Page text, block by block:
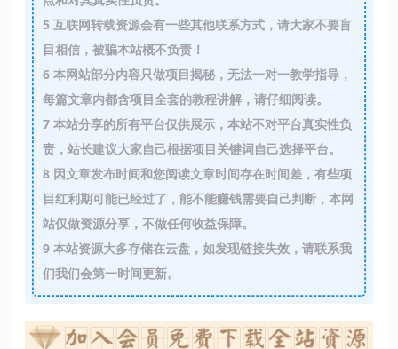
5互联网转载资源会有一些其他联系方式，请大家不要盲
目相信，被骗本站概不负责！
6本网站部分内容只做项目揭秘，无法一对一教学指导，
每篇文章内都含项目全套的教程讲解，请仔细阅读。
7本站分享的所有平台仅供展示，本站不对平台真实性负
责，站长建议大家自己根据项目关键词自己选择平台。
8因文章发布时间和您阅读文章时间存在时间差，有些项
目红利期可能已经过了，能不能赚钱需要自己判断，本网
站仅做资源分享，不做任何收益保障。
9本站资源大多存储在云盘，如发现链接失效，请联系我
们我们会第一时间更新。